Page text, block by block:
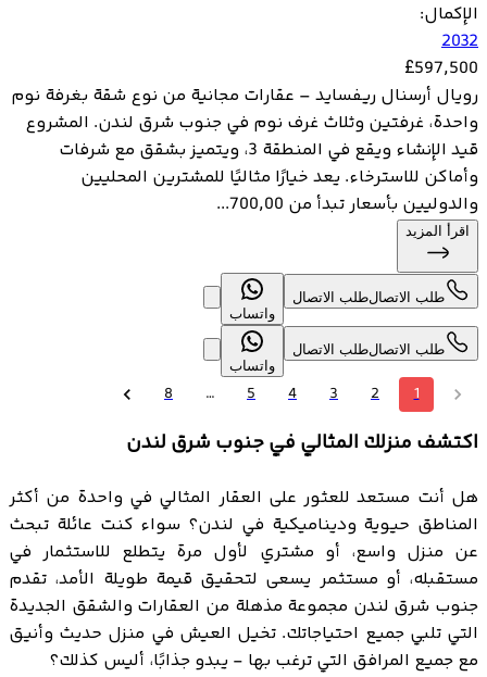
الإكمال:
2032
£597,500
رويال أرسنال ريفسايد – عقارات مجانية من نوع شقة بغرفة نوم
واحدة، غرفتين وثلاث غرف نوم في جنوب شرق لندن. المشروع
قيد الإنشاء ويقع في المنطقة 3، ويتميز بشقق مع شرفات
وأماكن للاسترخاء. يعد خيارًا مثاليًا للمشترين المحليين
والدوليين بأسعار تبدأ من 700,00...
اقرأ المزيد
طلب الاتصالطلب الاتصال
واتساب
طلب الاتصالطلب الاتصال
واتساب
1
2
3
4
5
…
8
اكتشف منزلك المثالي في جنوب شرق لندن
هل أنت مستعد للعثور على العقار المثالي في واحدة من أكثر
المناطق حيوية وديناميكية في لندن؟ سواء كنت عائلة تبحث
عن منزل واسع، أو مشتري لأول مرة يتطلع للاستثمار في
مستقبله، أو مستثمر يسعى لتحقيق قيمة طويلة الأمد، تقدم
جنوب شرق لندن مجموعة مذهلة من العقارات والشقق الجديدة
التي تلبي جميع احتياجاتك. تخيل العيش في منزل حديث وأنيق
مع جميع المرافق التي ترغب بها - يبدو جذابًا، أليس كذلك؟